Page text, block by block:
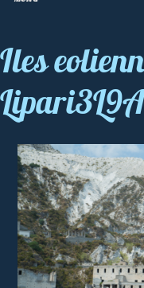
Iles